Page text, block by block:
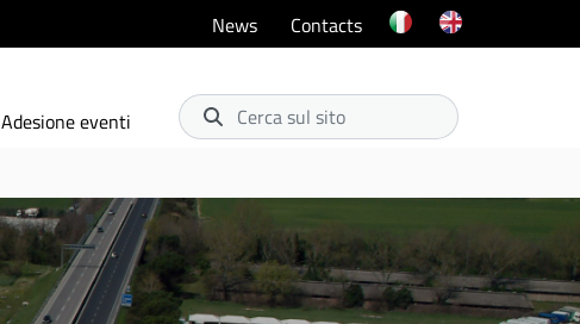
News Contacts
Cerca sul sito
Adesione eventi